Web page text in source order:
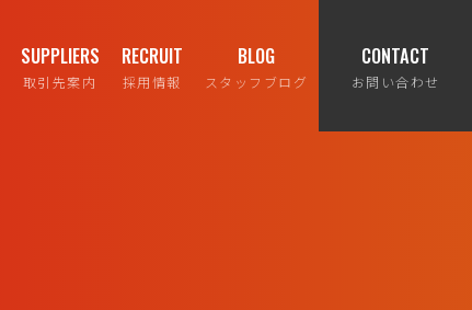
SUPPLIERS
取引先案内
RECRUIT
採用情報
BLOG
スタッフブログ
CONTACT
お問い合わせ